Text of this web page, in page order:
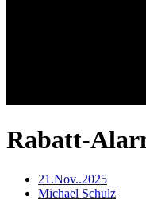
Rabatt-
21.Nov..2025
Michael Schulz